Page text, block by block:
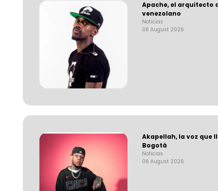
Apache, el arquitecto
venezolano
Noticias
06 August 2026
Akapellah, la voz que
Bogotá
Noticias
06 August 2026